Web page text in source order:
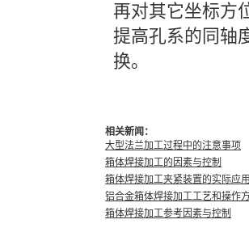
再对其它坐标方
提高孔系的同轴
换。
相关新闻：
大型法兰加工过程中的注意事项
箱体焊接加工的因素与控制
箱体焊接加工夹紧装置的实际应
铝合金箱体焊接加工工艺和操作
箱体焊接加工参考因素与控制